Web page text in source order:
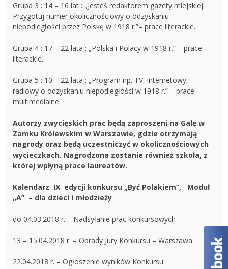
Grupa 3 : 14 – 16 lat : „Jesteś redaktorem gazety miejskiej.
Przygotuj numer okolicznościowy o odzyskaniu
niepodległości przez Polskę w 1918 r.”– prace literackie.
Grupa 4 : 17 – 22 lata : „Polska i Polacy w 1918 r.” – prace
literackie.
Grupa 5 : 10 – 22 lata : „Program np. TV, internetowy,
radiowy o odzyskaniu niepodległości w 1918 r.” – prace
multimedialne.
Autorzy zwycięskich prac będą zaproszeni na Galę w
Zamku Królewskim w Warszawie, gdzie otrzymają
nagrody oraz będą uczestniczyć w okolicznościowych
wycieczkach. Nagrodzona zostanie również szkoła, z
której wpłyną prace laureatów.
Kalendarz IX edycji konkursu „Być Polakiem”, Moduł
„A” – dla dzieci i młodzieży
do 04.03.2018 r. – Nadsyłanie prac konkursowych
13 – 15.04.2018 r. – Obrady Jury Konkursu – Warszawa
22.04.2018 r. – Ogłoszenie wyników Konkursu: